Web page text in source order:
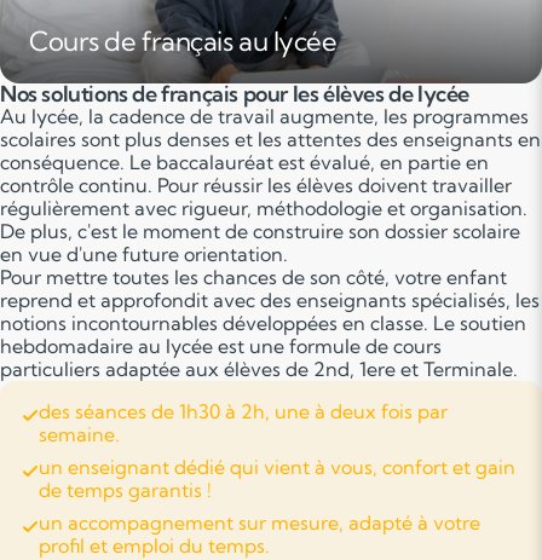
Cours de français au lycée
Nos solutions de français pour les élèves de lycée
Au lycée, la cadence de travail augmente, les programmes
scolaires sont plus denses et les attentes des enseignants en
conséquence. Le baccalauréat est évalué, en partie en
contrôle continu. Pour réussir les élèves doivent travailler
régulièrement avec rigueur, méthodologie et organisation.
De plus, c'est le moment de construire son dossier scolaire
en vue d'une future orientation.
Pour mettre toutes les chances de son côté, votre enfant
reprend et approfondit avec des enseignants spécialisés, les
notions incontournables développées en classe. Le soutien
hebdomadaire au lycée est une formule de cours
particuliers adaptée aux élèves de 2nd, 1ere et Terminale.
des séances de 1h30 à 2h, une à deux fois par
semaine.
un enseignant dédié qui vient à vous, confort et gain
de temps garantis !
un accompagnement sur mesure, adapté à votre
profil et emploi du temps.